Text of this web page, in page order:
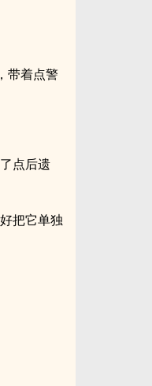
带着点警
点后遗
把它单独